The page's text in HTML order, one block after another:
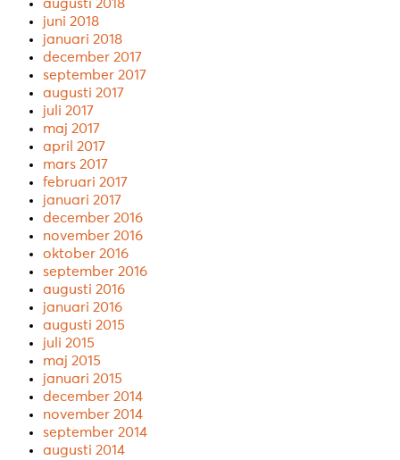
augusti 2018
juni 2018
januari 2018
december 2017
september 2017
augusti 2017
juli 2017
maj 2017
april 2017
mars 2017
februari 2017
januari 2017
december 2016
november 2016
oktober 2016
september 2016
augusti 2016
januari 2016
augusti 2015
juli 2015
maj 2015
januari 2015
december 2014
november 2014
september 2014
augusti 2014